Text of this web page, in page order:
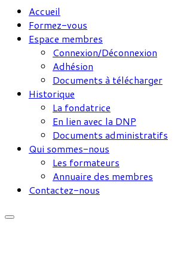
Accueil
Formez-vous
Espace membres
Connexion/Déconnexion
Adhésion
Documents à télécharger
Historique
La fondatrice
En lien avec la DNP
Documents administratifs
Qui sommes-nous
Les formateurs
Annuaire des membres
Contactez-nous